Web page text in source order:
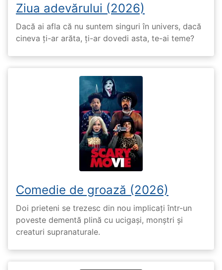
Ziua adevărului (2026)
Dacă ai afla că nu suntem singuri în univers, dacă
cineva ți-ar arăta, ți-ar dovedi asta, te-ai teme?
Comedie de groază (2026)
Doi prieteni se trezesc din nou implicați într-un
poveste dementă plină cu ucigași, monștri și
creaturi supranaturale.